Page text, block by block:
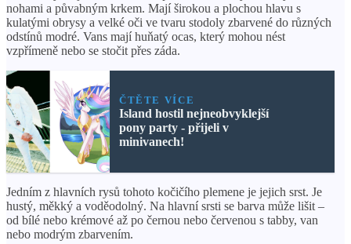
nohami a půvabným krkem. Mají širokou a plochou hlavu s
kulatými obrysy a velké oči ve tvaru stodoly zbarvené do různých
odstínů modré. Vans mají huňatý ocas, který mohou nést
vzpřímeně nebo se stočit přes záda.
ČTĚTE VÍCE
Island hostil nejneobvyklejší
pony party - přijeli v
minivanech!
Jedním z hlavních rysů tohoto kočičího plemene je jejich srst. Je
hustý, měkký a voděodolný. Na hlavní srsti se barva může lišit –
od bílé nebo krémové až po černou nebo červenou s tabby, van
nebo modrým zbarvením.